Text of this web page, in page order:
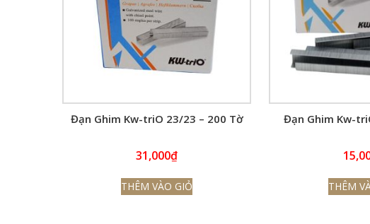
Đạn Ghim Kw-triO 23/23 – 200 Tờ
31,000₫
THÊM VÀO GIỎ
Đạn Ghim Kw-
THÊM